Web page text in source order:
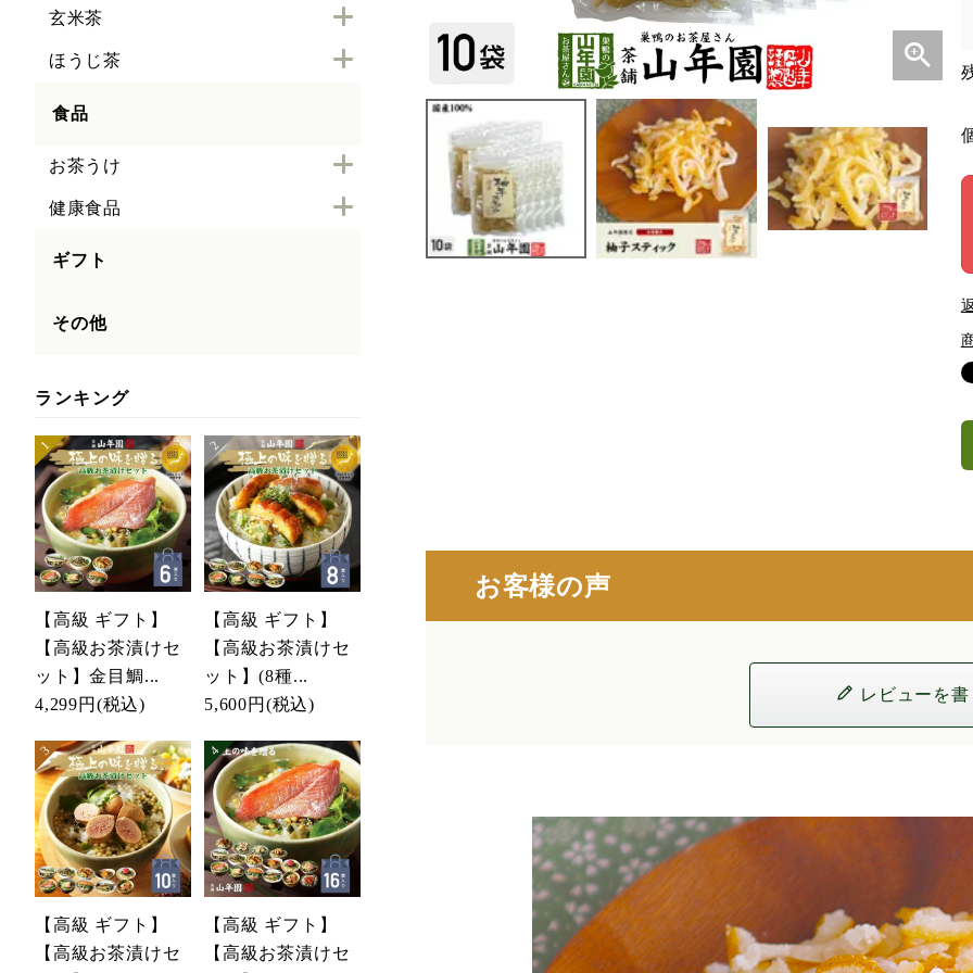
玄米茶
ほうじ茶
食品
お茶うけ
健康食品
ギフト
その他
ランキング
【高級 ギフト】
【高級お茶漬けセ
ット】金目鯛...
4,299円 (税込)
【高級 ギフト】
【高級お茶漬けセ
ット】(8種...
5,600円 (税込)
【高級 ギフト】
【高級お茶漬けセ
【高級 ギフト】
【高級お茶漬けセ
お客様の声
レビューを書